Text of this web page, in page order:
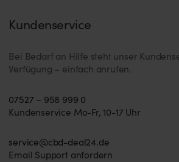
Kundenservice
Bei Bedarf an Hilfe steht unser
Verfügung – einfach anrufen.
07527 – 958 999 0
Kundenservice Mo-Fr, 10-17 Uhr
service@cbd-deal24.de
Email Support anfordern